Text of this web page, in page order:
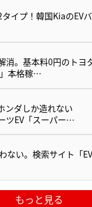
イプ！韓国KiaのEVバ
消。基本料0円のトヨ
本格稼…
ンダしか造れない
ツEV「スーパー…
ない。検索サイト「EV
もっと見る